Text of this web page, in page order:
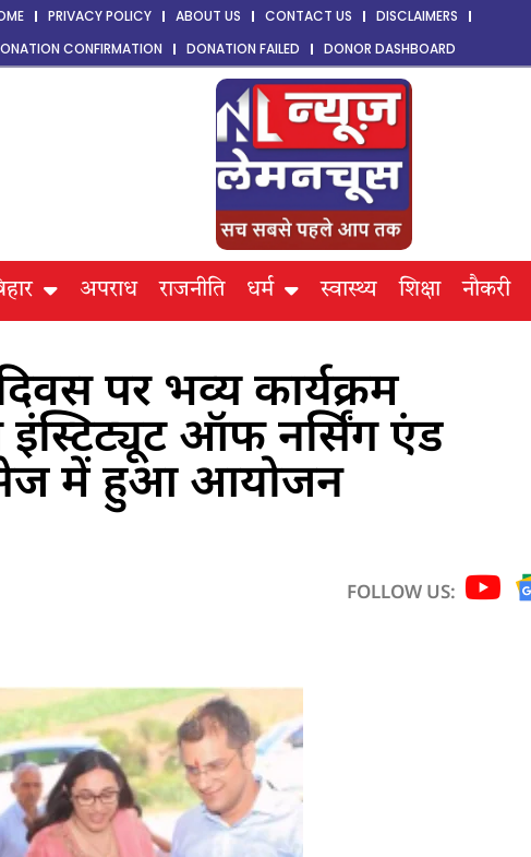
PRIVACY POLICY ABOUT US CONTACT US
DISCLAIMERS
CONFIRMATION
DONATION FAILED DONOR DASHBOARD
अपराध राजनीति धर्म स्वास्थ्य शिक्षा नौकरी
दिवस पर भव्य कार्यक्रम
ऑफ नर्सिंग एंड
में हुआ आयोजन
FOLLOW US: